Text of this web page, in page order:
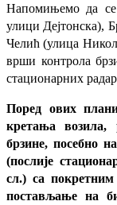
Напомињемо да
улици Дејтонска),
Челић (улица
врши контрола
стационарних
Поред ових
кретања возила,
брзине, посебно
(послије
сл.) са
постављање на